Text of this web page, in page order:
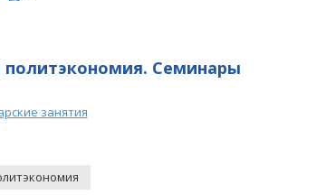
политэкономия. Семинары
занятия